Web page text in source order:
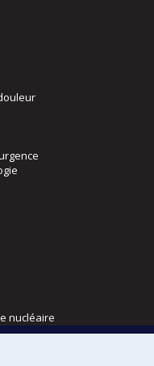
nucléaire